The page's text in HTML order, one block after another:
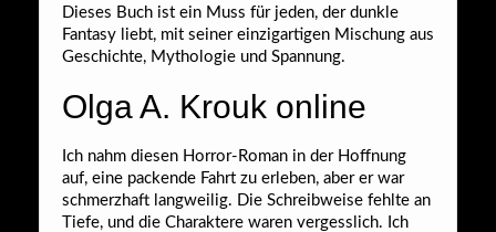
Dieses Buch ist ein Muss für jeden, der dunkle
Fantasy liebt, mit seiner einzigartigen Mischung aus
Geschichte, Mythologie und Spannung.
Olga A. Krouk online
Ich nahm diesen Horror-Roman in der Hoffnung
auf, eine packende Fahrt zu erleben, aber er war
schmerzhaft langweilig. Die Schreibweise fehlte an
Tiefe, und die Charaktere waren vergesslich. Ich